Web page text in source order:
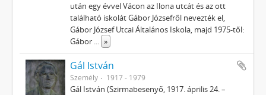
után egy évvel Vácon az Ilona utcát és az ott
található iskolát Gábor Józsefről nevezték el,
Gábor József Utcai Általános Iskola, majd 1975-től:
Gábor ... »
Gál István
Személy 1917 - 1979
Gál István (Szirmabesenyő, 1917. április 24. –